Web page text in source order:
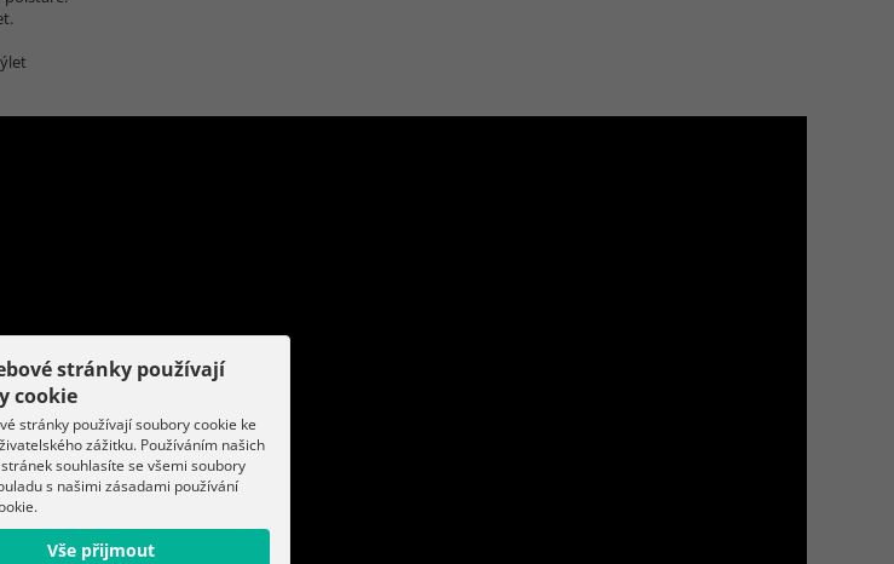
stránky používají
cookie
stránky používají soubory cookie ke
zážitku. Používáním našich
souhlasíte se všemi soubory
s našimi zásadami používání
Vše přijmout